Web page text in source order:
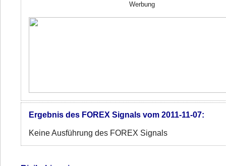
Werbung
Ergebnis des FOREX Signals vom 2011-11-07:
Keine Ausführung des FOREX Signals